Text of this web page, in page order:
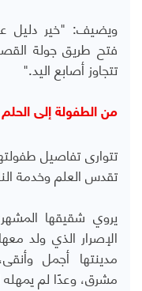
ويضيف: "خير دليل
فتح طريق جولة
تتجاوز أصابع اليد."
من الطفولة إلى الحلم
تتوارى تفاصيل
تقدس العلم وخدمة
يروي شقيقها
الإصرار الذي ولد
مدينتها أجمل
مشرق، وعدًا لم يمهله